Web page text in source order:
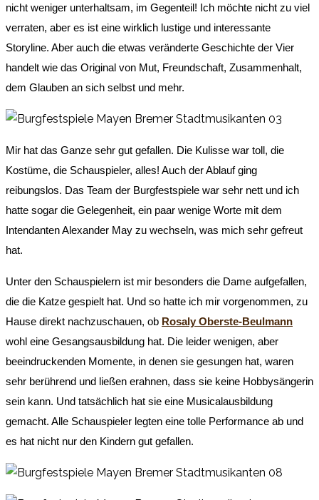
nicht weniger unterhaltsam, im Gegenteil! Ich möchte nicht zu viel
verraten, aber es ist eine wirklich lustige und interessante
Storyline. Aber auch die etwas veränderte Geschichte der Vier
handelt wie das Original von Mut, Freundschaft, Zusammenhalt,
dem Glauben an sich selbst und mehr.
Mir hat das Ganze sehr gut gefallen. Die Kulisse war toll, die
Kostüme, die Schauspieler, alles! Auch der Ablauf ging
reibungslos. Das Team der Burgfestspiele war sehr nett und ich
hatte sogar die Gelegenheit, ein paar wenige Worte mit dem
Intendanten Alexander May zu wechseln, was mich sehr gefreut
hat.
Unter den Schauspielern ist mir besonders die Dame aufgefallen,
die die Katze gespielt hat. Und so hatte ich mir vorgenommen, zu
Hause direkt nachzuschauen, ob Rosaly Oberste-Beulmann
wohl eine Gesangsausbildung hat. Die leider wenigen, aber
beeindruckenden Momente, in denen sie gesungen hat, waren
sehr berührend und ließen erahnen, dass sie keine Hobbysängerin
sein kann. Und tatsächlich hat sie eine Musicalausbildung
gemacht. Alle Schauspieler legten eine tolle Performance ab und
es hat nicht nur den Kindern gut gefallen.